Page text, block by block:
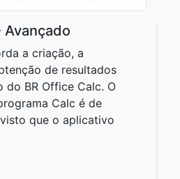
Avançado
a criação, a
de resultados
do BR Office Calc. O
Calc é de
que o aplicativo